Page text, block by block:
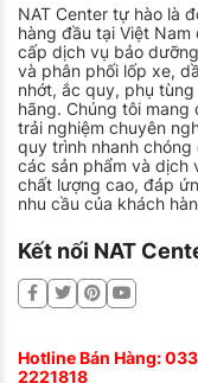
NAT Center tự hào là
hàng đầu tại Việt Nam
cấp dịch vụ bảo
và phân phối lốp xe,
nhớt, ắc quy, phụ tùng
hãng. Chúng tôi mang
trải nghiệm chuyên
quy trình nhanh chóng
các sản phẩm và dịch
chất lượng cao, đáp
nhu cầu của khách
Kết nối NAT
Hotline Bán Hàng:033
2221818